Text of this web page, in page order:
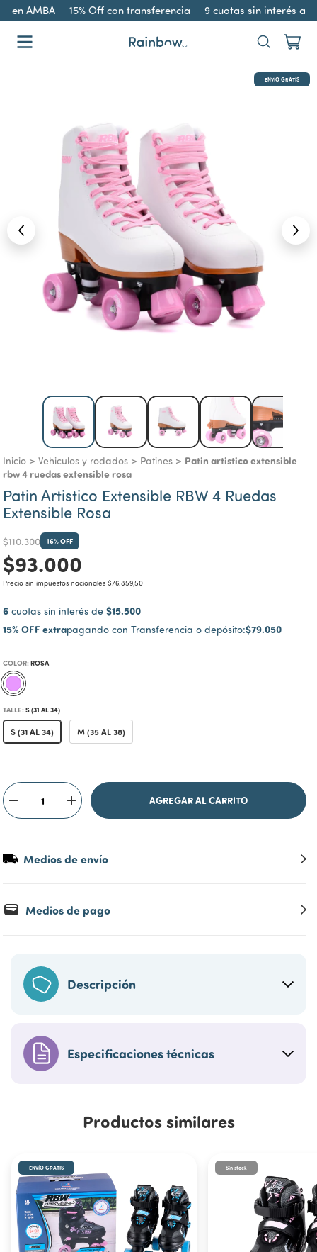
en AMBA 15% Off con transferencia 9 cuotas sin interés a
ENVÍO GRATIS
Inicio > Vehiculos y rodados > Patines > Patin artistico extensible
rbw 4 ruedas extensible rosa
Patin Artistico Extensible RBW 4 Ruedas
Extensible Rosa
$110.300 16% OFF
$93.000
Precio sin impuestos nacionales $76.859,50
6 cuotas sin interés de $15.500
15% OFF extrapagando con Transferencia o depósito:$79.050
COLOR: ROSA
TALLE: S (31 AL 34)
S (31 AL 34) M (35 AL 38)
Medios de envío
Medios de pago
Descripción
Especificaciones técnicas
Productos similares
ENVÍO GRATIS Sin stock